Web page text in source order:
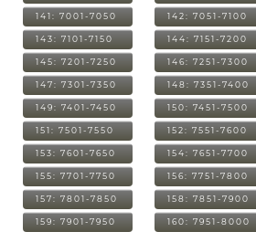
141: 7001-7050 142: 7051-7100
143: 7101-7150 144: 7151-7200
145: 7201-7250 146: 7251-7300
147: 7301-7350 148: 7351-7400
149: 7401-7450 150: 7451-7500
151: 7501-7550 152: 7551-7600
153: 7601-7650 154: 7651-7700
155: 7701-7750 156: 7751-7800
157: 7801-7850 158: 7851-7900
159: 7901-7950 160: 7951-8000